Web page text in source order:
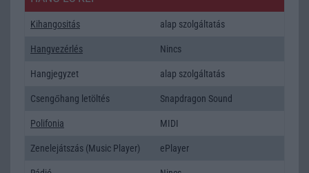
Kihangositás alap szolgáltatás
Hangvezérlés Nincs
Hangjegyzet alap szolgáltatás
Csengőhang letöltés Snapdragon Sound
Polifonia MIDI
Zenelejátszás (Music Player) ePlayer